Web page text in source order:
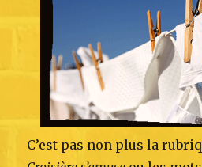
C’est pas non plus la